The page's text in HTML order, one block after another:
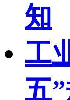
知
工
五